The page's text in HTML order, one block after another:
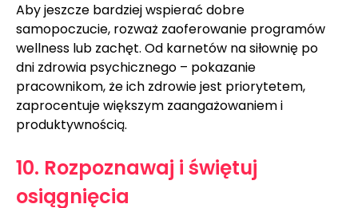
Aby jeszcze bardziej wspierać dobre
samopoczucie, rozważ zaoferowanie programów
wellness lub zachęt. Od karnetów na siłownię po
dni zdrowia psychicznego – pokazanie
pracownikom, że ich zdrowie jest priorytetem,
zaprocentuje większym zaangażowaniem i
produktywnością.
10. Rozpoznawaj i świętuj
osiągnięcia